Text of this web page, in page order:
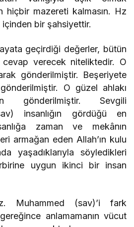
hiçbir mazereti kalmasın. Hz
içinden bir şahsiyettir.
geçirdiği değerler, bütün
cevap verecek niteliktedir. O
gönderilmiştir. Beşeriyete
O güzel ahlakı
gönderilmiştir. Sevgili
insanlığın gördüğü en
zaman ve mekânın
armağan eden Allah’ın kulu
yaşadıklarıyla söyledikleri
uygun ikinci bir insan
Muhammed (sav)’i fark
anlamamanın vücut